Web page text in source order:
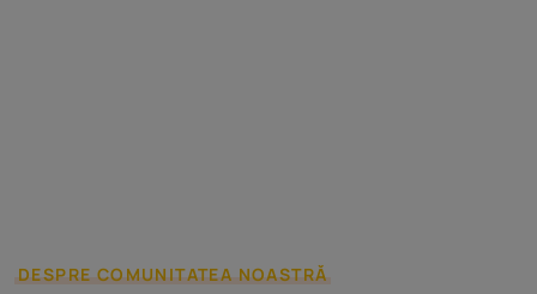
DESPRE COMUNITATEA NOASTRĂ